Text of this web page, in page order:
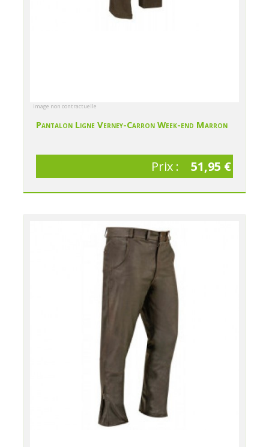
image non contractuelle
Pantalon Ligne Verney-Carron Week-end Marron
Prix : 51,95 €